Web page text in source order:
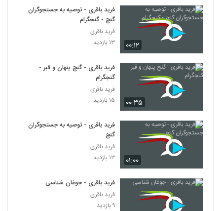
۰۰:۱۲
فرید باقری - توصیه به جستجوگران
گنج - گنجگرام
فرید باقری
۱۳ بازدید
۰۰:۳۵
فرید باقری - گنج پنهان و قبر -
گنجگرام
فرید باقری
۱۵ بازدید
۰۱:۰۰
فرید باقری - توصیه به جستجوگران
گنج
فرید باقری
۱۳ بازدید
فرید باقری - جوغان شناسی
فرید باقری
۹ بازدید